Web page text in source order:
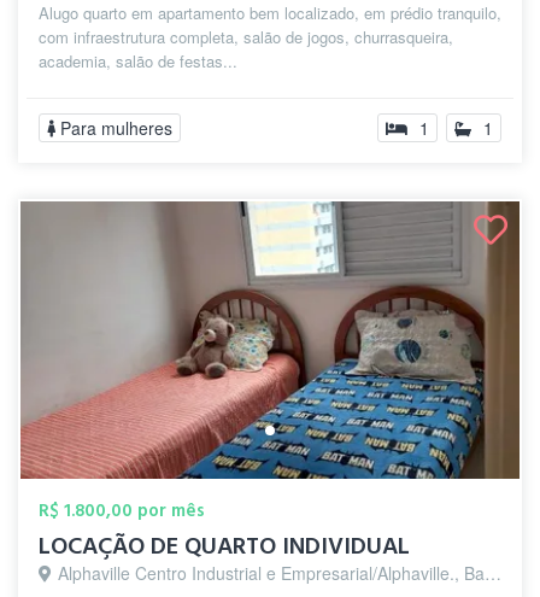
Alugo quarto em apartamento bem localizado, em prédio tranquilo,
com infraestrutura completa, salão de jogos, churrasqueira,
academia, salão de festas...
Para mulheres 1 1
R$ 1.800,00 por mês
LOCAÇÃO DE QUARTO INDIVIDUAL
Alphaville Centro Industrial e Empresarial/Alphaville., Barueri - SP